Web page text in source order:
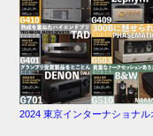
2024 東京インターナショナ